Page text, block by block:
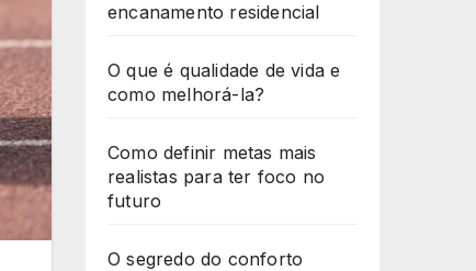
encanamento residencial
O que é qualidade de vida e
como melhorá-la?
Como definir metas mais
realistas para ter foco no
futuro
O segredo do conforto